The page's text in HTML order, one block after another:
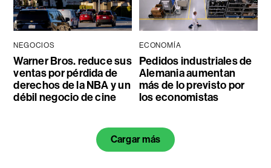
NEGOCIOS
Warner Bros. reduce sus
ventas por pérdida de
derechos de la NBA y un
débil negocio de cine
ECONOMÍA
Pedidos industriales de
Alemania aumentan
más de lo previsto por
los economistas
Cargar más